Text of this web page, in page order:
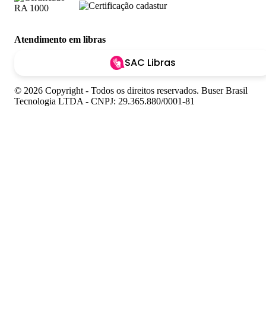
Atendimento em libras
SAC Libras
© 2026 Copyright - Todos os direitos reservados. Buser Brasil
Tecnologia LTDA - CNPJ: 29.365.880/0001-81